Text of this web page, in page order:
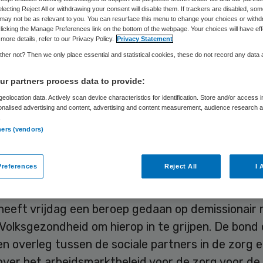
Skipr Redactie 4 juni 2010,12:47 25 keer gelezen
in de zorg is uit de hand gelopen.
gezondheidszorg heeft de invoering van
een doorgeschoten administratie- en
zorg
vrijdag een beroep gedaan op demissionair
om hierop in te grijpen. De
overleg tussen de sociale partners in de zorg
Reject All or withdrawing your consent will disable them. If trackers are disabled,
not be as relevant to you. You can resurface this menu to change your choices or
the Manage Preferences link on the bottom of the webpage. Your choices will have
details, refer to our Privacy Policy.
Privacy Statement
not? Then we only place essential and statistical cookies, these do not record any data
partners process data to provide:
data. Actively scan device characteristics for identification. Store and/or access
advertising and content, advertising and content measurement, audience research
(vendors)
Reject All I